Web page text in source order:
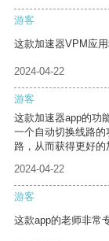
游客
这款加速器VPM应
2024-04-22
游客
这款加速器app的功
一个自动切换线路
路，从而获得更好的
2024-04-22
游客
这款app的老师非常